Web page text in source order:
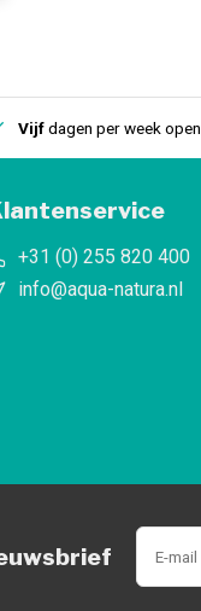
Vijfdagen per week open.
+31 (0) 255 820 400
info@aqua-natura.nl